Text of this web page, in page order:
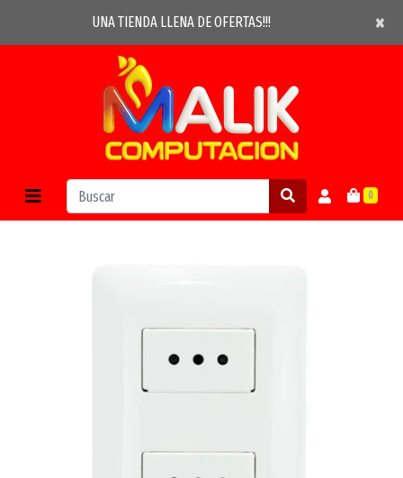
UNA TIENDA LLENA DE OFERTAS!!! ×
×
0